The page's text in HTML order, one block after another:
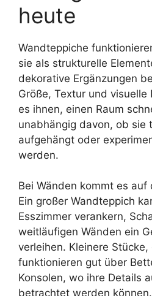
heute
Wandteppiche
sie als strukturelle
dekorative Ergänzungen
Größe, Textur und visuelle
es ihnen, einen Raum
unabhängig davon, ob sie
aufgehängt oder
werden.
Bei Wänden kommt es
Ein großer Wandteppich
Esszimmer verankern,
weitläufigen Wänden ein
verleihen. Kleinere
funktionieren gut über
Konsolen, wo ihre Details
betrachtet werden